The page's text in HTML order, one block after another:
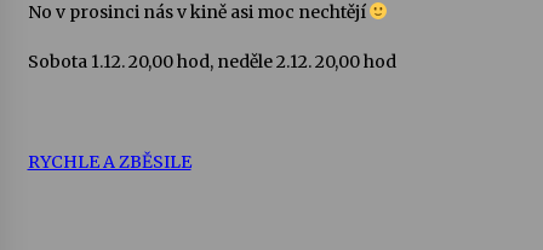
Veselí muzikanti
Pozvánka na integrační festival Quijotova
No v prosinci nás v kině asi moc nechtějí
Sobota 1.12. 20,00 hod, neděle 2.12. 20,00 hod
RYCHLE A ZBĚSILE